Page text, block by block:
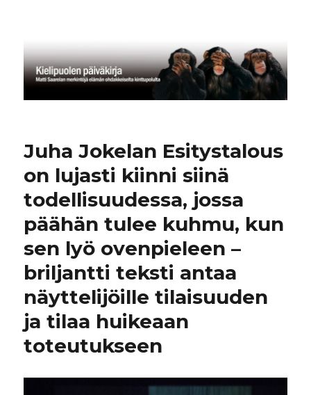
Juha Jokelan Esitystalous
on lujasti kiinni siinä
todellisuudessa, jossa
päähän tulee kuhmu, kun
sen lyö ovenpieleen –
briljantti teksti antaa
näyttelijöille tilaisuuden
ja tilaa huikeaan
toteutukseen